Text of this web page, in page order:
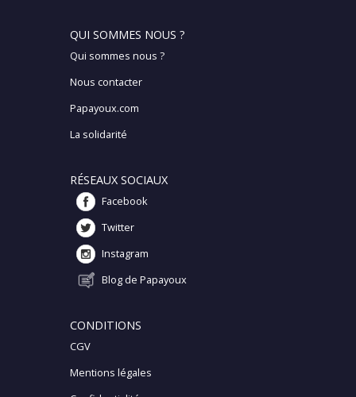
QUI SOMMES NOUS ?
Qui sommes nous ?
Nous contacter
Papayoux.com
La solidarité
RÉSEAUX SOCIAUX
Facebook
Twitter
Instagram
Blog de Papayoux
CONDITIONS
CGV
Mentions légales